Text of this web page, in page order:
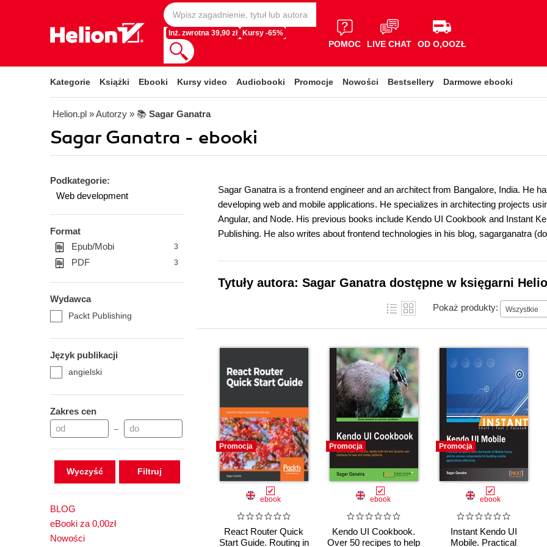
Inż. zwrotna 39,90 zł Kursy -65%
POMOC LIVE CHAT OD O,OOZŁ
Kategorie Książki Ebooki Kursy video Audiobooki Promocje Nowości Bestsellery Darmowe ebooki
Helion.pl » Autorzy » 📚 Sagar Ganatra
Sagar Ganatra - ebooki
Podkategorie:
Web development
Format
Epub/Mobi
3
PDF 3
Wydawca
Packt Publishing
Język publikacji
angielski
Zakres cen
–
Wyczyść
BLOG
eBooki za 0,00zł
Nowości
Sagar Ganatra is a frontend engineer and an architect from Bangalore, India. He
developing web and mobile applications. He specializes in architecting projects
Angular, and Node. His previous books include Kendo UI Cookbook and Instant
Publishing. He also writes about frontend technologies in his blog, sagarganatra
Tytuły autora: Sagar Ganatra dostępne w księgarni
Pokaż produkty: Wszystkie
Promocja
ebook
React Router Quick
Start Guide. Routing in
Promocja
ebook
Kendo UI Cookbook.
Over 50 recipes to help
Promocja
ebook
Instant Kendo UI
Mobile. Practical